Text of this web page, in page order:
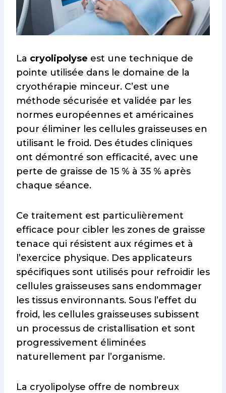
La cryolipolyse est une technique de
pointe utilisée dans le domaine de la
cryothérapie minceur. C’est une
méthode sécurisée et validée par les
normes européennes et américaines
pour éliminer les cellules graisseuses en
utilisant le froid. Des études cliniques
ont démontré son efficacité, avec une
perte de graisse de 15 % à 35 % après
chaque séance.
Ce traitement est particulièrement
efficace pour cibler les zones de graisse
tenace qui résistent aux régimes et à
l’exercice physique. Des applicateurs
spécifiques sont utilisés pour refroidir les
cellules graisseuses sans endommager
les tissus environnants. Sous l’effet du
froid, les cellules graisseuses subissent
un processus de cristallisation et sont
progressivement éliminées
naturellement par l’organisme.
La cryolipolyse offre de nombreux